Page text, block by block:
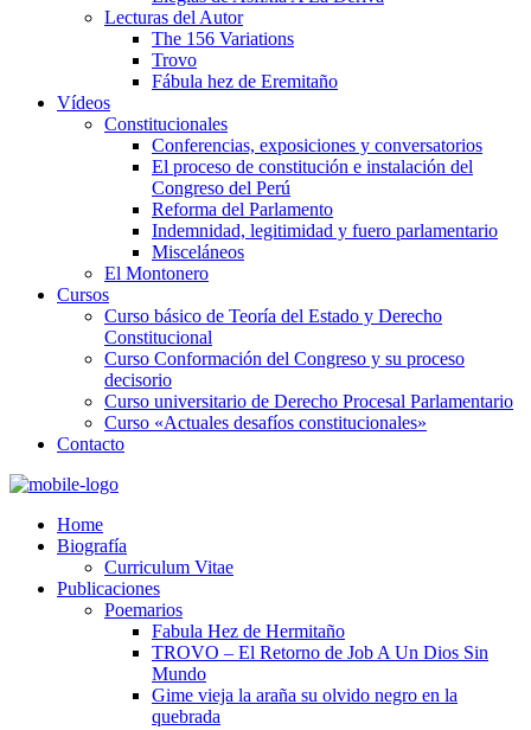
Lecturas del Autor
The 156 Variations
Trovo
Fábula hez de Eremitaño
Vídeos
Constitucionales
Conferencias, exposiciones y conversatorios
El proceso de constitución e instalación del
Congreso del Perú
Reforma del Parlamento
Indemnidad, legitimidad y fuero parlamentario
Misceláneos
El Montonero
Cursos
Curso básico de Teoría del Estado y Derecho
Constitucional
Curso Conformación del Congreso y su proceso
decisorio
Curso universitario de Derecho Procesal Parlamentario
Curso «Actuales desafíos constitucionales»
Contacto
Home
Biografía
Curriculum Vitae​
Publicaciones
Poemarios
Fabula Hez de Hermitaño
TROVO – El Retorno de Job A Un Dios Sin
Mundo
Gime vieja la araña su olvido negro en la
quebrada